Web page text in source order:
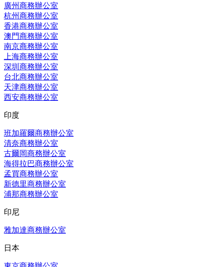
廣州商務辦公室
杭州商務辦公室
香港商務辦公室
澳門商務辦公室
南京商務辦公室
上海商務辦公室
深圳商務辦公室
台北商務辦公室
天津商務辦公室
西安商務辦公室
印度
班加羅爾商務辦公室
清奈商務辦公室
古爾岡商務辦公室
海得拉巴商務辦公室
孟買商務辦公室
新德里商務辦公室
浦那商務辦公室
印尼
雅加達商務辦公室
日本